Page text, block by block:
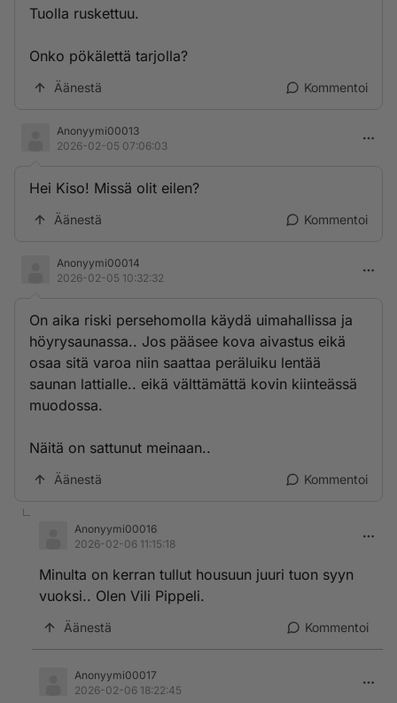
Tuolla ruskettuu.
Onko pökälettä tarjolla?
Äänestä Kommentoi
Anonyymi00013
2026-02-05 07:06:03
Hei Kiso! Missä olit eilen?
Äänestä Kommentoi
Anonyymi00014
2026-02-05 10:32:32
On aika riski persehomolla käydä uimahallissa ja
höyrysaunassa.. Jos pääsee kova aivastus eikä
osaa sitä varoa niin saattaa peräluiku lentää
saunan lattialle.. eikä välttämättä kovin kiinteässä
muodossa.
Näitä on sattunut meinaan..
Äänestä Kommentoi
Anonyymi00016
2026-02-06 11:15:18
Minulta on kerran tullut housuun juuri tuon syyn
vuoksi.. Olen Vili Pippeli.
Äänestä Kommentoi
Anonyymi00017
2026-02-06 18:22:45